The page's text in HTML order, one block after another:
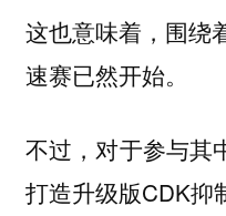
这也意味着，围绕
速赛已然开始。
不过，对于参与其
打造升级版CDK抑